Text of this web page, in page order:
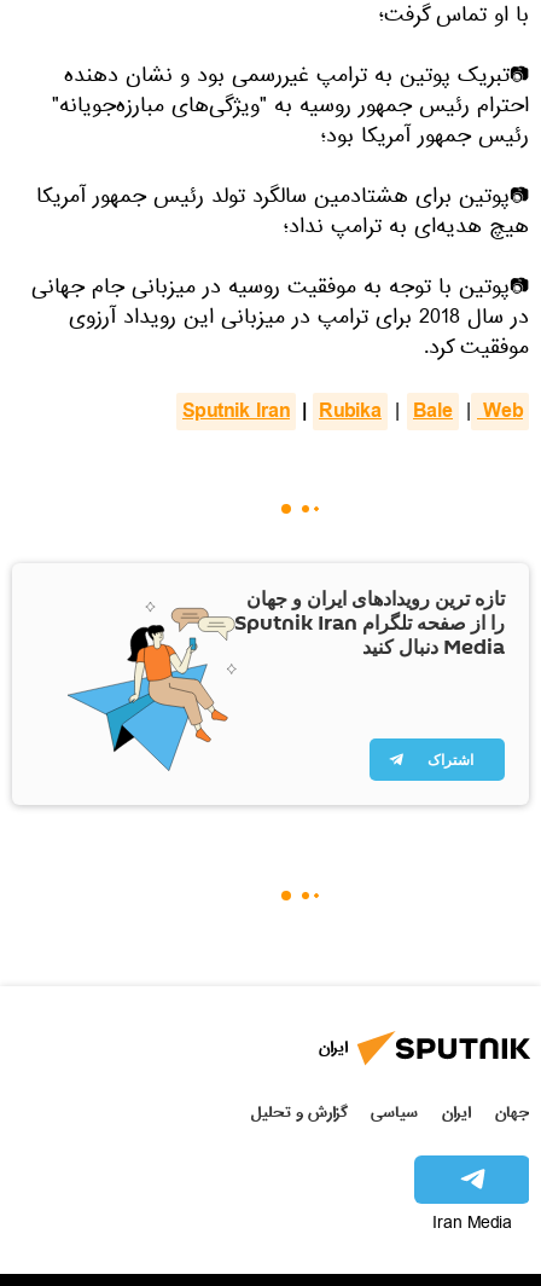
با او تماس گرفت؛
📷تبریک پوتین به ترامپ غیررسمی بود و نشان دهنده
احترام رئیس جمهور روسیه به "ویژگی‌های مبارزه‌جویانه"
رئیس جمهور آمریکا بود؛
📷پوتین برای هشتادمین سالگرد تولد رئیس جمهور آمریکا
هیچ هدیه‌ای به ترامپ نداد؛
📷پوتین با توجه به موفقیت روسیه در میزبانی جام جهانی
در سال 2018 برای ترامپ در میزبانی این رویداد آرزوی
موفقیت کرد.
Sputnik Iran | Rubika | Bale | Web
تازه ترین رویدادهای ایران و جهان
را از صفحه تلگرام Sputnik Iran
Media دنبال کنید
اشتراک
ایران
جهان ایران سیاسی گزارش و تحلیل
Iran Media